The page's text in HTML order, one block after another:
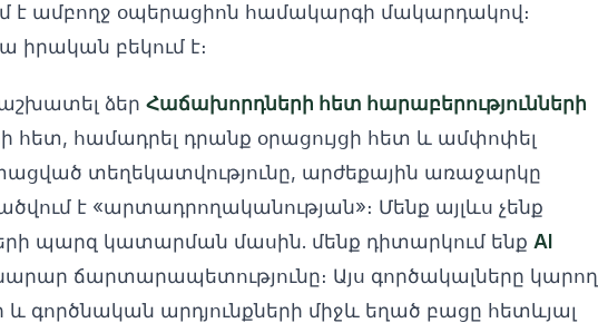
է ամբողջ օպերացիոն համակարգի մակարդակով։
իրական բեկում է։
ձեր Հաճախորդների հետ հարաբերությունների
հետ, համադրել դրանք օրացույցի հետ և ամփոփել
տեղեկատվությունը, արժեքային առաջարկը
է «արտադրողականության»։ Մենք այլևս չենք
պարզ կատարման մասին. մենք դիտարկում ենք AI
ճարտարապետությունը։ Այս գործակալները կարող
և գործնական արդյունքների միջև եղած բացը հետևյալ